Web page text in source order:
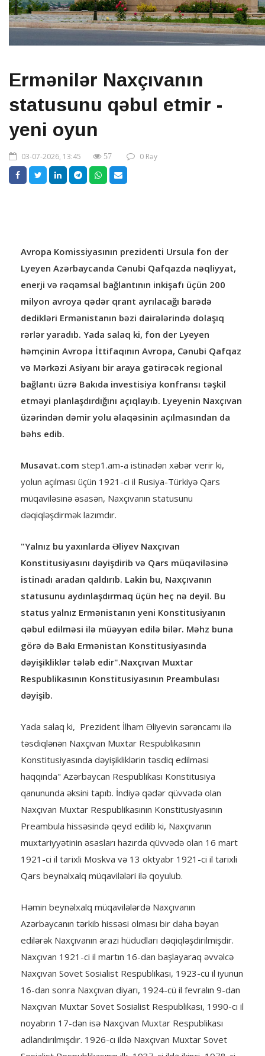
Ermənilər Naxçıvanın
statusunu qəbul etmir -
yeni oyun
03-07-2026, 13:45 57 0 Rəy
Avropa Komissiyasının prezidenti Ursula fon der
Lyeyen Azərbaycanda Cənubi Qafqazda nəqliyyat,
enerji və rəqəmsal bağlantının inkişafı üçün 200
milyon avroya qədər qrant ayrılacağı barədə
dedikləri Ermənistanın bəzi dairələrində dolaşıq
rərlər yaradıb. Yada salaq ki, fon der Lyeyen
həmçinin Avropa İttifaqının Avropa, Cənubi Qafqaz
və Mərkəzi Asiyanı bir araya gətirəcək regional
bağlantı üzrə Bakıda investisiya konfransı təşkil
etməyi planlaşdırdığını açıqlayıb. Lyeyenin Naxçıvan
üzərindən dəmir yolu əlaqəsinin açılmasından da
bəhs edib.
Musavat.com step1.am-a istinadən xəbər verir ki,
yolun açılması üçün 1921-ci il Rusiya-Türkiyə Qars
müqaviləsinə əsasən, Naxçıvanın statusunu
dəqiqləşdirmək lazımdır.
"Yalnız bu yaxınlarda Əliyev Naxçıvan
Konstitusiyasını dəyişdirib və Qars müqaviləsinə
istinadı aradan qaldırıb. Lakin bu, Naxçıvanın
statusunu aydınlaşdırmaq üçün heç nə deyil. Bu
status yalnız Ermənistanın yeni Konstitusiyanın
qəbul edilməsi ilə müəyyən edilə bilər. Məhz buna
görə də Bakı Ermənistan Konstitusiyasında
dəyişikliklər tələb edir".Naxçıvan Muxtar
Respublikasının Konstitusiyasının Preambulası
dəyişib.
Yada salaq ki, Prezident İlham Əliyevin sərəncamı ilə
təsdiqlənən Naxçıvan Muxtar Respublikasının
Konstitusiyasında dəyişikliklərin təsdiq edilməsi
haqqında" Azərbaycan Respublikası Konstitusiya
qanununda əksini tapıb. İndiyə qədər qüvvədə olan
Naxçıvan Muxtar Respublikasının Konstitusiyasının
Preambula hissəsində qeyd edilib ki, Naxçıvanın
muxtariyyətinin əsasları hazırda qüvvədə olan 16 mart
1921-ci il tarixli Moskva və 13 oktyabr 1921-ci il tarixli
Qars beynəlxalq müqavilələri ilə qoyulub.
Həmin beynəlxalq müqavilələrdə Naxçıvanın
Azərbaycanın tərkib hissəsi olması bir daha bəyan
edilərək Naxçıvanın ərazi hüdudları dəqiqləşdirilmişdir.
Naxçıvan 1921-ci il martın 16-dan başlayaraq əvvəlcə
Naxçıvan Sovet Sosialist Respublikası, 1923-cü il iyunun
16-dan sonra Naxçıvan diyarı, 1924-cü il fevralın 9-dan
Naxçıvan Muxtar Sovet Sosialist Respublikası, 1990-cı il
noyabrın 17-dən isə Naxçıvan Muxtar Respublikası
adlandırılmışdır. 1926-cı ildə Naxçıvan Muxtar Sovet